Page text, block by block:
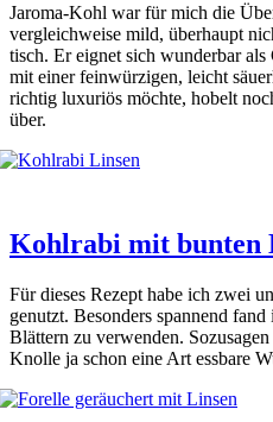
Jaro­ma-Kohl war für mich die
ver­gleich­wei­se mild, über­haupt
tisch. Er eig­net sich wun­der­bar als
mit einer fein­wür­zi­gen, leicht
rich­tig luxu­ri­ös möch­te, hobelt
über.
Kohlrabi mit bunten
Für die­ses Rezept habe ich zwei
genutzt. Beson­ders span­nend
Blät­tern zu ver­wen­den.
Knol­le ja schon eine Art ess­ba­re